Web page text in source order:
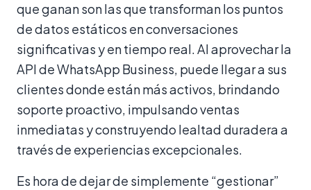
que ganan son las que transforman los puntos
de datos estáticos en conversaciones
significativas y en tiempo real. Al aprovechar la
API de WhatsApp Business, puede llegar a sus
clientes donde están más activos, brindando
soporte proactivo, impulsando ventas
inmediatas y construyendo lealtad duradera a
través de experiencias excepcionales.
Es hora de dejar de simplemente “gestionar”